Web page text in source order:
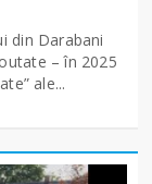
din Darabani
– în 2025
ale...